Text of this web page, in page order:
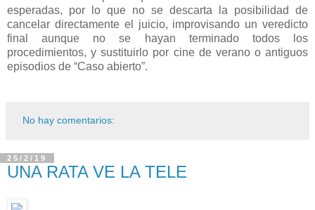
esperadas, por lo que no se descarta la posibilidad de
cancelar directamente el juicio, improvisando un veredicto
final aunque no se hayan terminado todos los
procedimientos, y sustituirlo por cine de verano o antiguos
episodios de “Caso abierto”.
No hay comentarios:
25/2/19
UNA RATA VE LA TELE